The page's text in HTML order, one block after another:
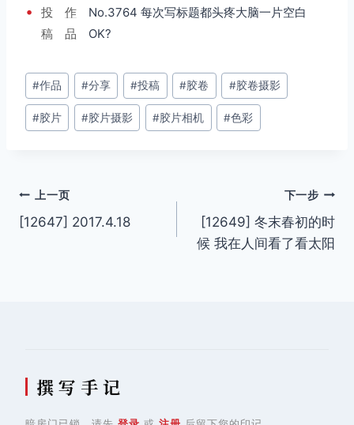
•
投
稿
作
品
No.3764 每次写标题都头疼大脑一片空白
OK?
文
章
标
#作品 #分享 #投稿 #胶卷 #胶卷摄影
#胶片 #胶片摄影 #胶片相机 #色彩
文
章
上一页
[12647] 2017.4.18
下一步
[12649] 冬末春初的时
候 我在人间看了看太阳
撰 写 手 记